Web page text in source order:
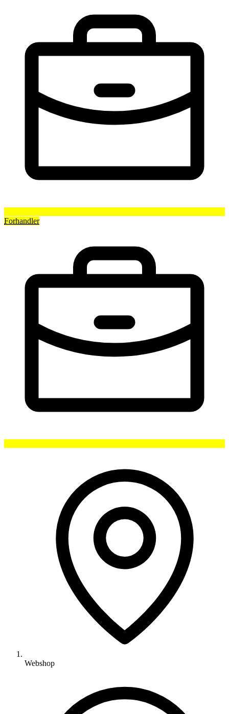
Forhandler
Webshop